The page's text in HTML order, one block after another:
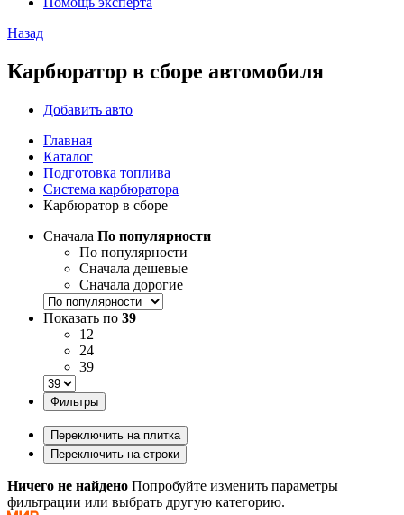
Назад
Карбюратор в сборе автомобиля
Добавить авто
Главная
Каталог
Подготовка топлива
Система карбюратора
Карбюратор в сборе
Сначала По популярности
По популярности
Сначала дешевые
Сначала дорогие
Показать по 39
12
24
39
Фильтры
Переключить на плитка
Переключить на строки
Ничего не найдено Попробуйте изменить параметры
фильтрации или выбрать другую категорию.